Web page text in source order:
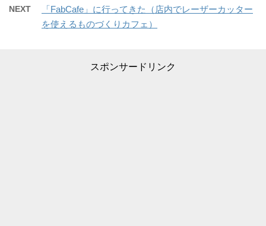
NEXT
「FabCafe」に行ってきた（店内でレーザーカッター
を使えるものづくりカフェ）
スポンサードリンク